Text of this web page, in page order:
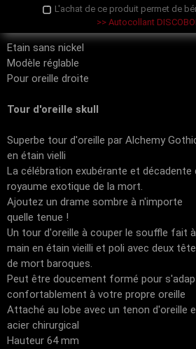
L'achat de ce produit permet de
>> Autocollant
Etain sans nickel
Modèle réglable
Pour oreille droite
Tour d'oreille skull
Superbe tour d'oreille par Alchemy
en étain vielli
La célébration exubérante et décadente
royaume exotique de la mort.
Ajoutez un drame sombre à n'importe
quelle tenue !
Un tour d'oreille à couper le souffle fait
main en étain vieilli et poli avec deux
de mort baroques.
Peut être doucement formé pour
confortablement à votre propre oreille
Attaché au lobe avec un tenon d'oreille
acier chirurgical
Hauteur 64 mm